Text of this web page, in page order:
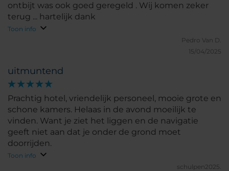
ontbijt was ook goed geregeld . Wij komen zeker
terug ... hartelijk dank
Toon info
Pedro Van D.
15/04/2025
uitmuntend
Prachtig hotel, vriendelijk personeel, mooie grote en
schone kamers. Helaas in de avond moeilijk te
vinden. Want je ziet het liggen en de navigatie
geeft niet aan dat je onder de grond moet
doorrijden.
Toon info
schulpen2025.